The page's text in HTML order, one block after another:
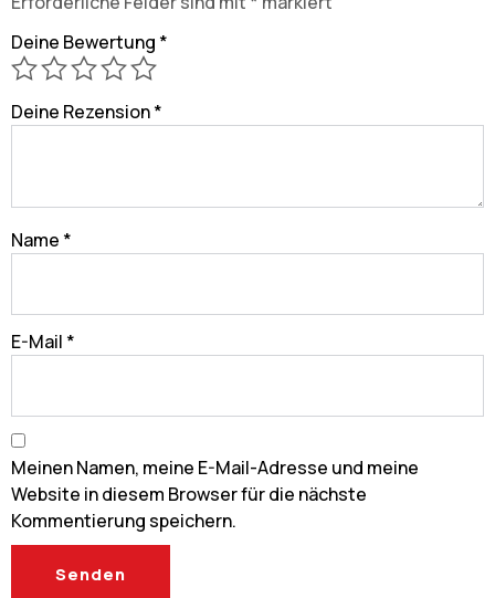
Deine Bewertung *
Deine Rezension*
Name *
E-Mail *
Meinen Namen, meine E-Mail-Adresse und meine
Website in diesem Browser für die nächste
Kommentierung speichern.